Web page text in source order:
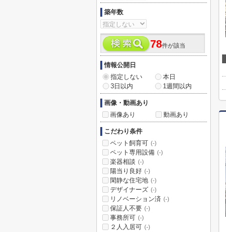
築年数
78件が該当
情報公開日
指定しない
本日
3日以内
1週間以内
画像・動画あり
画像あり
動画あり
こだわり条件
ペット飼育可 (-)
ペット専用設備 (-)
楽器相談 (-)
陽当り良好 (-)
閑静な住宅地 (-)
デザイナーズ (-)
リノベーション済 (-)
保証人不要 (-)
事務所可 (-)
２人入居可 (-)